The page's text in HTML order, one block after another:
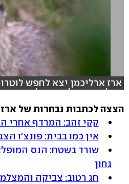
ארז ארליכמן יצא לחפש
ארליכמן, צילום סטילס: דרור
הצצה לכתבות נבחרות של
קקי זהב: המרדף אחרי
אין כמו בבית: פונצ'ו
שורד בשטח: הנס
גחון
חג רטוב: צביקה